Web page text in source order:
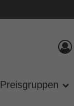
Preisgruppen